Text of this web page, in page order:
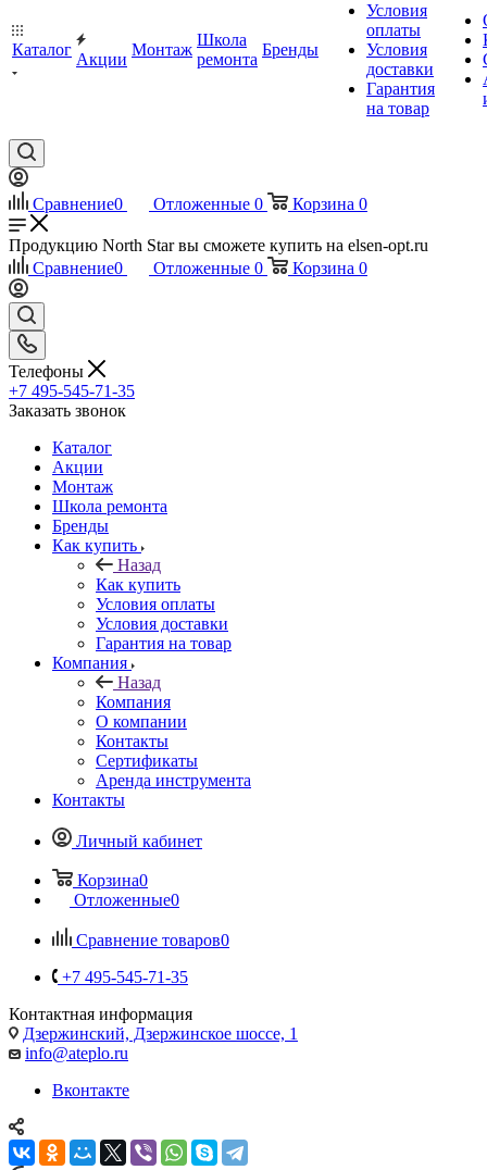
Каталог
Акции
Монтаж
Школа
ремонта
Бренды
Условия
оплаты
Условия
доставки
Гарантия
на товар
Сравнение0 Отложенные 0 Корзина 0
Продукцию North Star вы сможете купить на elsen-opt.ru
Сравнение0 Отложенные 0 Корзина 0
Телефоны
+7 495-545-71-35
Заказать звонок
Каталог
Акции
Монтаж
Школа ремонта
Бренды
Как купить
Назад
Как купить
Условия оплаты
Условия доставки
Гарантия на товар
Компания
Назад
Компания
О компании
Контакты
Сертификаты
Аренда инструмента
Контакты
Личный кабинет
Корзина0
Отложенные0
Сравнение товаров0
+7 495-545-71-35
Контактная информация
Дзержинский, Дзержинское шоссе, 1
info@ateplo.ru
Вконтакте